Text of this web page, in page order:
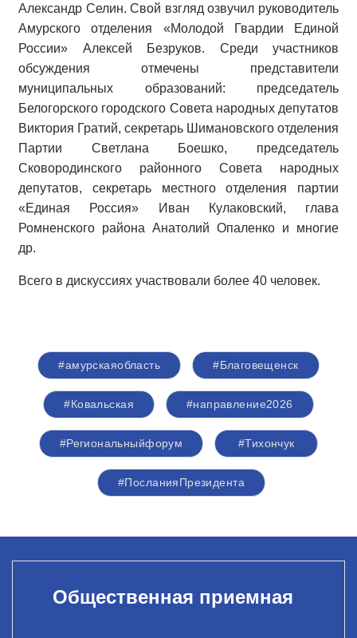
Александр Селин. Свой взгляд озвучил руководитель
Амурского отделения «Молодой Гвардии Единой
России» Алексей Безруков. Среди участников
обсуждения отмечены представители
муниципальных образований: председатель
Белогорского городского Совета народных депутатов
Виктория Гратий, секретарь Шимановского отделения
Партии Светлана Боешко, председатель
Сковородинского районного Совета народных
депутатов, секретарь местного отделения партии
«Единая Россия» Иван Кулаковский, глава
Ромненского района Анатолий Опаленко и многие
др.
Всего в дискуссиях участвовали более 40 человек.
#амурскаяобласть #Благовещенск
#Ковальская #направление2026
#Региональныйфорум #Тихончук
#ПосланияПрезидента
Общественная приемная